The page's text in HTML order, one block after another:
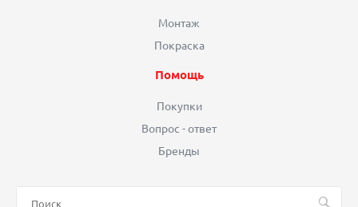
Монтаж
Покраска
Помощь
Покупки
Вопрос - ответ
Бренды